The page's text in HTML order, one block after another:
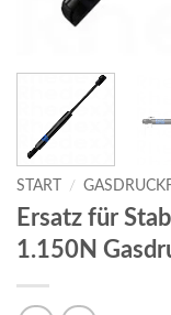
START /
Ersatz für
1.150N